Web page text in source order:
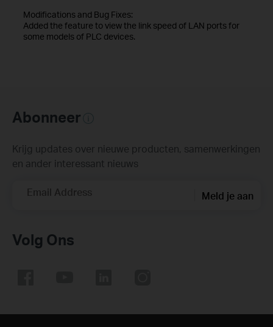
Modifications and Bug Fixes:
Added the feature to view the link speed of LAN ports for
some models of PLC devices.
Abonneer
Krijg updates over nieuwe producten, samenwerkingen
en ander interessant nieuws
Email Address Meld je aan
Volg Ons